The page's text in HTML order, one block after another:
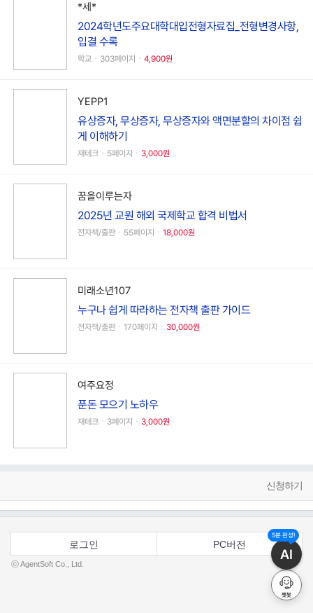
*세*
2024학년도주요대학대입전형자료집_전형변경사항,
입결 수록
학교ㆍ303페이지ㆍ 4,900원
YEPP1
유상증자, 무상증자, 무상증자와 액면분할의 차이점 쉽
게 이해하기
재테크ㆍ5페이지ㆍ 3,000원
꿈을이루는자
2025년 교원 해외 국제학교 합격 비법서
전자책/출판ㆍ55페이지ㆍ 18,000원
미래소년107
누구나 쉽게 따라하는 전자책 출판 가이드
전자책/출판ㆍ170페이지ㆍ 30,000원
여주요정
푼돈 모으기 노하우
재테크ㆍ3페이지ㆍ 3,000원
신청하기
로그인 PC버전
ⓒ AgentSoft Co., Ltd.
5분 완성!
AI
챗봇